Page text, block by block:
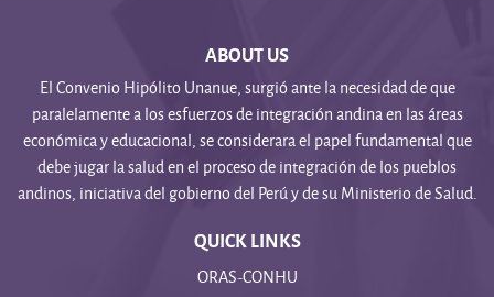
ABOUT US
El Convenio Hipólito Unanue, surgió ante la necesidad de que
paralelamente a los esfuerzos de integración andina en las áreas
económica y educacional, se considerara el papel fundamental que
debe jugar la salud en el proceso de integración de los pueblos
andinos, iniciativa del gobierno del Perú y de su Ministerio de Salud.
QUICK LINKS
ORAS-CONHU